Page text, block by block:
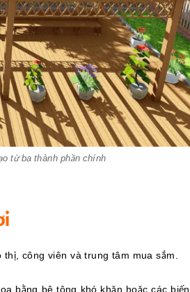
từ ba thành phần chính
công viên và trung tâm mua sắm.
bằng bê tông khó khăn hoặc các biến